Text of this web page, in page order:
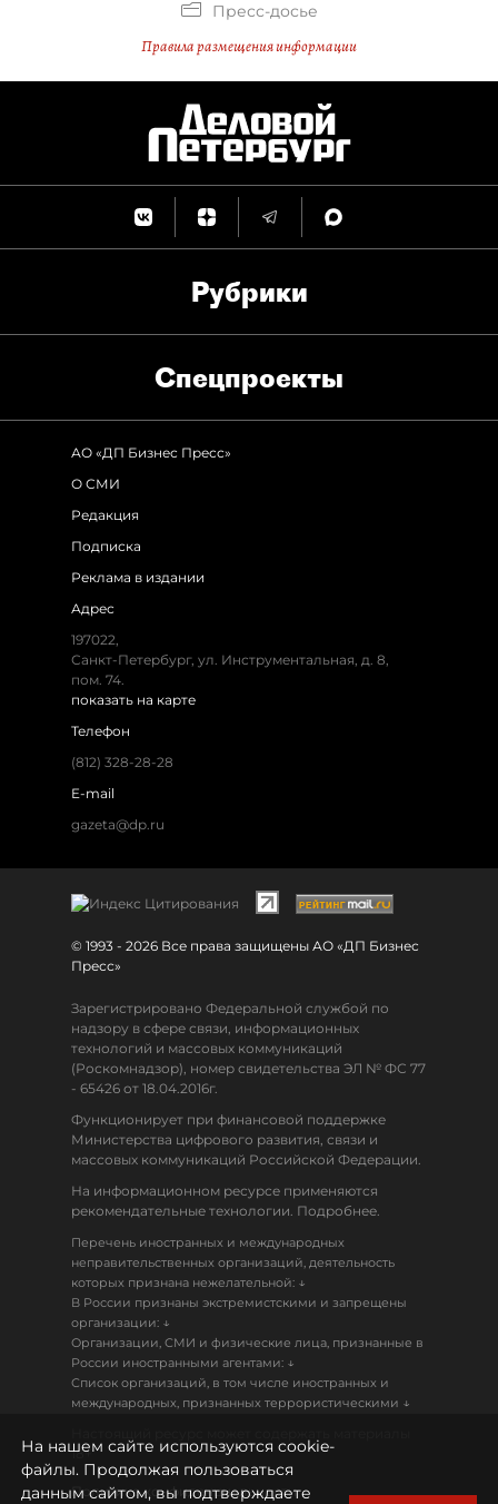
Пресс-досье
Правила размещения информации
Рубрики
Спец­проекты
АО «ДП Бизнес Пресс»
О СМИ
Редакция
Подписка
Реклама в издании
Адрес
197022,
Санкт-Петербург, ул. Инструментальная, д. 8,
пом. 74.
показать на карте
Телефон
(812) 328-28-28
E-mail
gazeta@dp.ru
© 1993 - 2026 Все права защищены АО «ДП Бизнес
Пресс»
Зарегистрировано Федеральной службой по
надзору в сфере связи, информационных
технологий и массовых коммуникаций
(Роскомнадзор), номер свидетельства ЭЛ № ФС 77
- 65426 от 18.04.2016г.
Функционирует при финансовой поддержке
Министерства цифрового развития, связи и
массовых коммуникаций Российской Федерации.
На информационном ресурсе применяются
рекомендательные технологии. Подробнее.
Перечень иностранных и международных
неправительственных организаций, деятельность
которых признана нежелательной: ↓
В России признаны экстремистскими и запрещены
организации: ↓
Организации, СМИ и физические лица, признанные в
России иностранными агентами: ↓
Список организаций, в том числе иностранных и
международных, признанных террористическими ↓
18+
Политика конфиденциальности
На нашем сайте используются cookie-
файлы. Продолжая пользоваться
данным сайтом, вы подтверждаете